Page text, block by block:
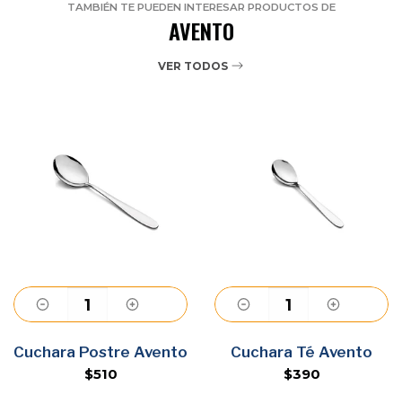
TAMBIÉN TE PUEDEN INTERESAR PRODUCTOS DE
AVENTO
VER TODOS
Agregar
Cuchara Postre Avento
$510
Agregar
Cuchara Té Avento
$390